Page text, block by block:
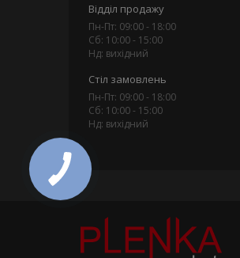
Відділ продажу
Пн-Пт: 09:00 - 18:00
Сб: 10:00 - 15:00
Нд: вихідний
Стіл замовлень
Пн-Пт: 09:00 - 18:00
Сб: 10:00 - 15:00
Нд: вихідний